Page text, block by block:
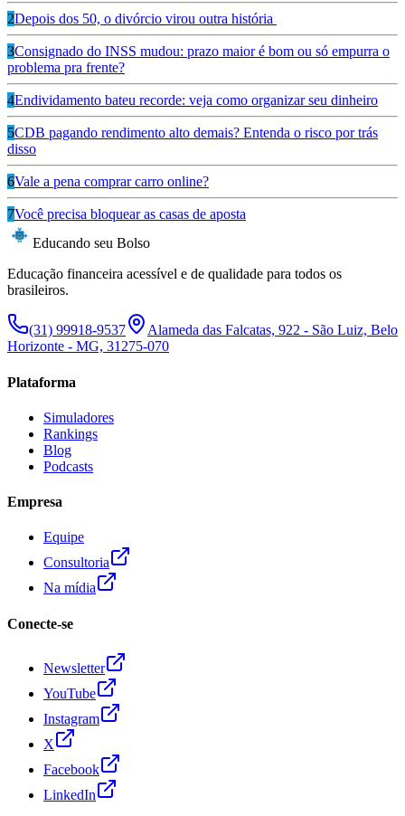
2Depois dos 50, o divórcio virou outra história
3Consignado do INSS mudou: prazo maior é bom ou só empurra o
problema pra frente?
4Endividamento bateu recorde: veja como organizar seu dinheiro
5CDB pagando rendimento alto demais? Entenda o risco por trás
disso
6Vale a pena comprar carro online?
7Você precisa bloquear as casas de aposta
Educando seu Bolso
Educação financeira acessível e de qualidade para todos os
brasileiros.
(31) 99918-9537
Alameda das Falcatas, 922 - São Luiz, Belo
Horizonte - MG, 31275-070
Plataforma
Simuladores
Rankings
Blog
Podcasts
Empresa
Equipe
Consultoria
Na mídia
Conecte-se
Newsletter
YouTube
Instagram
X
Facebook
LinkedIn